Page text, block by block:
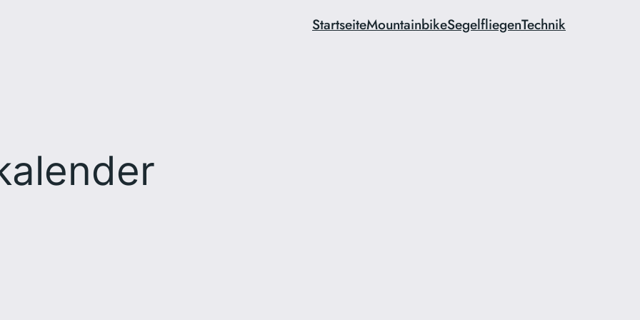
StartseiteMountainbikeSegelfliegenTechnik